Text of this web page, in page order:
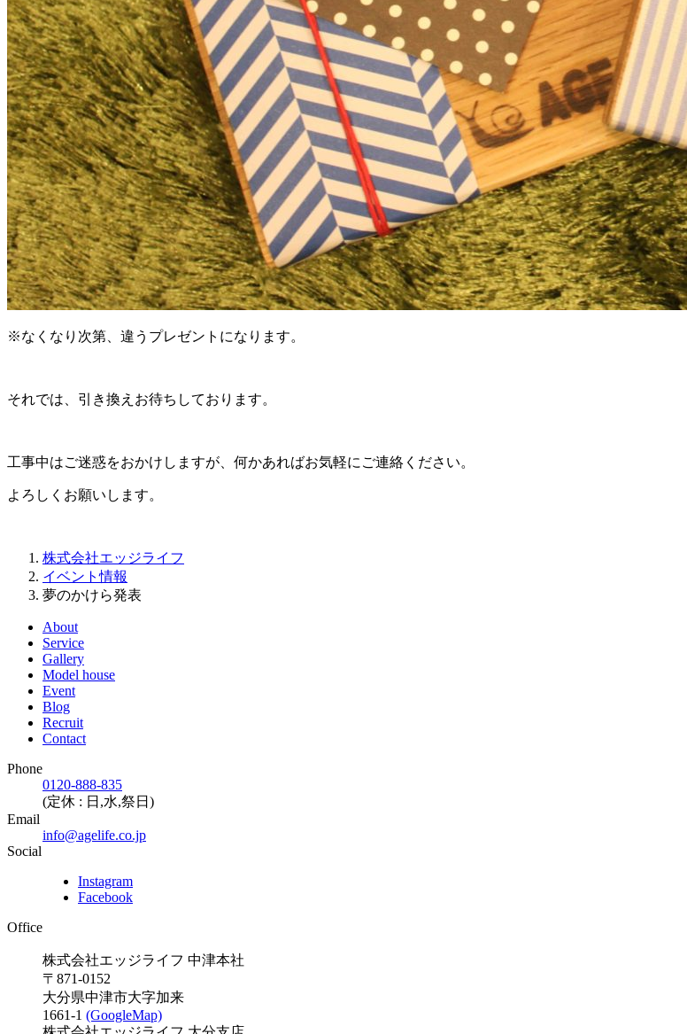
※なくなり次第、違うプレゼントになります。
それでは、引き換えお待ちしております。
工事中はご迷惑をおかけしますが、何かあればお気軽にご連絡ください。
よろしくお願いします。
株式会社エッジライフ
イベント情報
夢のかけら発表
About
Service
Gallery
Model house
Event
Blog
Recruit
Contact
Phone
0120-888-835
(定休 : 日,水,祭日)
Email
info@agelife.co.jp
Social
Instagram
Facebook
Office
株式会社エッジライフ 中津本社
〒871-0152
大分県中津市大字加来
1661-1 (GoogleMap)